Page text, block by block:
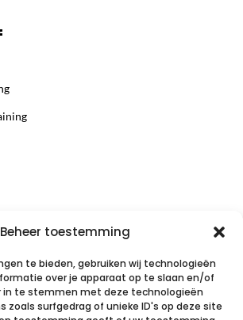
Beheer toestemming
te bieden, gebruiken wij technologieën
over je apparaat op te slaan en/of
in te stemmen met deze technologieën
zoals surfgedrag of unieke ID's op deze site